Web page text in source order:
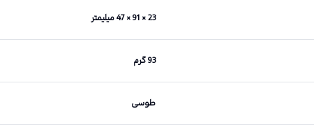
23 × 91 × 47 میلیمتر
93 گرم
طوسی